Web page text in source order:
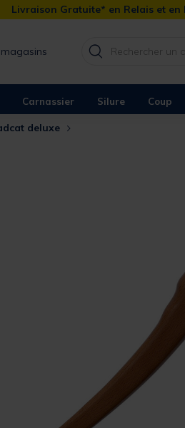
Livraison Gratuite* en Relais et
Carnassier Silure Coup
deluxe